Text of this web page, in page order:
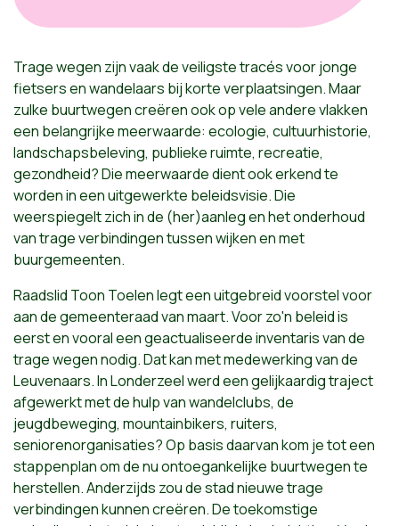
Trage wegen zijn vaak de veiligste tracés voor jonge
fietsers en wandelaars bij korte verplaatsingen. Maar
zulke buurtwegen creëren ook op vele andere vlakken
een belangrijke meerwaarde: ecologie, cultuurhistorie,
landschapsbeleving, publieke ruimte, recreatie,
gezondheid? Die meerwaarde dient ook erkend te
worden in een uitgewerkte beleidsvisie. Die
weerspiegelt zich in de (her)aanleg en het onderhoud
van trage verbindingen tussen wijken en met
buurgemeenten.
Raadslid Toon Toelen legt een uitgebreid voorstel voor
aan de gemeenteraad van maart. Voor zo'n beleid is
eerst en vooral een geactualiseerde inventaris van de
trage wegen nodig. Dat kan met medewerking van de
Leuvenaars. In Londerzeel werd een gelijkaardig traject
afgewerkt met de hulp van wandelclubs, de
jeugdbeweging, mountainbikers, ruiters,
seniorenorganisaties? Op basis daarvan kom je tot een
stappenplan om de nu ontoegankelijke buurtwegen te
herstellen. Anderzijds zou de stad nieuwe trage
verbindingen kunnen creëren. De toekomstige